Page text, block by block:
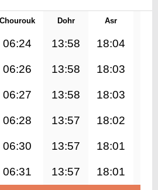
Chourouk Dohr Asr
06:24 13:58 18:04
06:26 13:58 18:03
06:27 13:58 18:03
06:28 13:57 18:02
06:30 13:57 18:01
06:31 13:57 18:01